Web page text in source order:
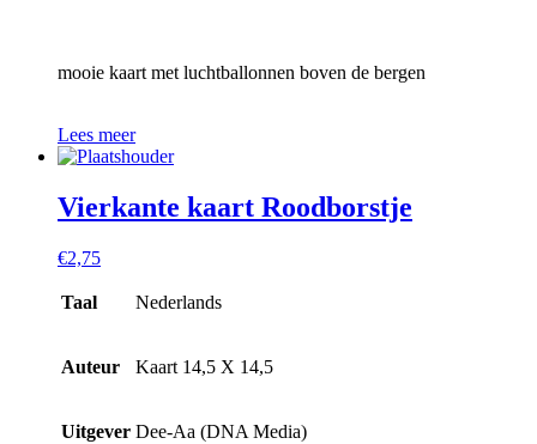
mooie kaart met luchtballonnen boven de bergen
Lees meer
Vierkante kaart Roodborstje
€2,75
Taal Nederlands
Auteur Kaart 14,5 X 14,5
Uitgever Dee-Aa (DNA Media)